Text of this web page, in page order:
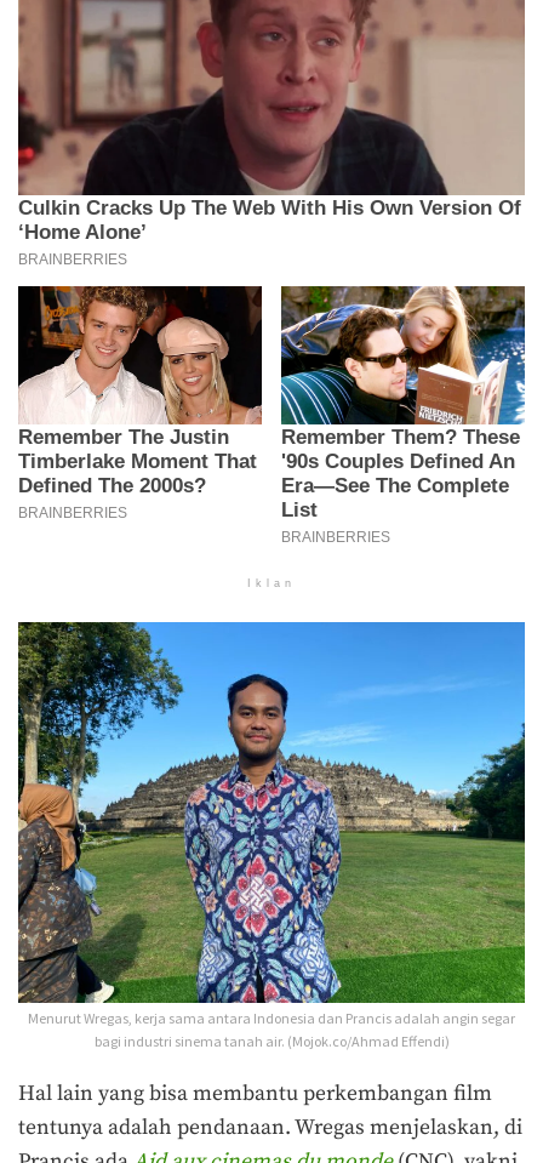
Iklan
Menurut Wregas, kerja sama antara Indonesia dan Prancis adalah angin segar
bagi industri sinema tanah air. (Mojok.co/Ahmad Effendi)
Hal lain yang bisa membantu perkembangan film
tentunya adalah pendanaan. Wregas menjelaskan, di